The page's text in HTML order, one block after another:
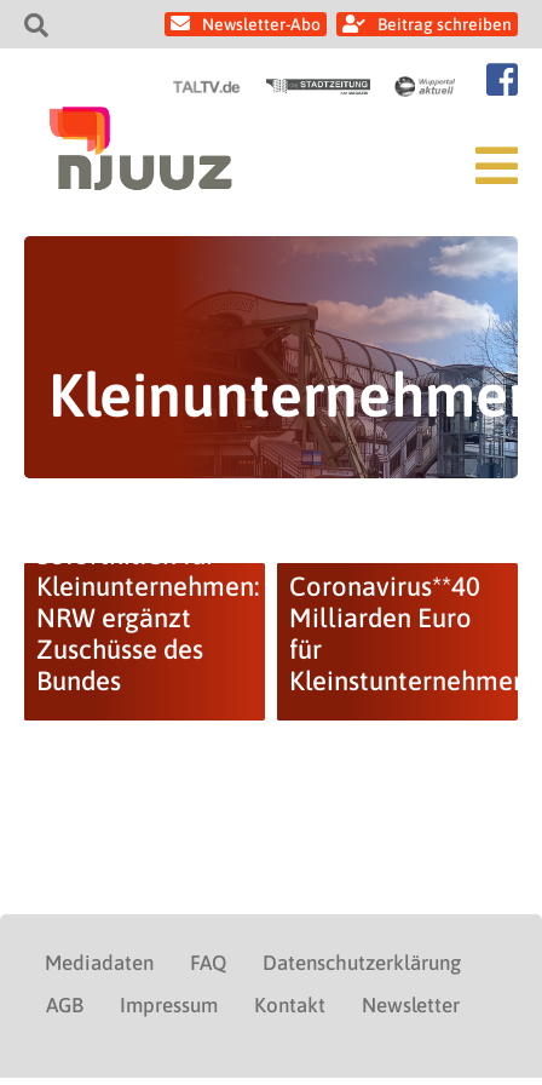
Newsletter-Abo Beitrag schreiben
Kleinunternehmen
Kleinunternehmen:
NRW ergänzt
Zuschüsse des
Bundes
Coronavirus**40
Milliarden Euro
für
Kleinstunternehmen
Mediadaten FAQ
Datenschutzerklärung
AGB
Impressum Kontakt Newsletter